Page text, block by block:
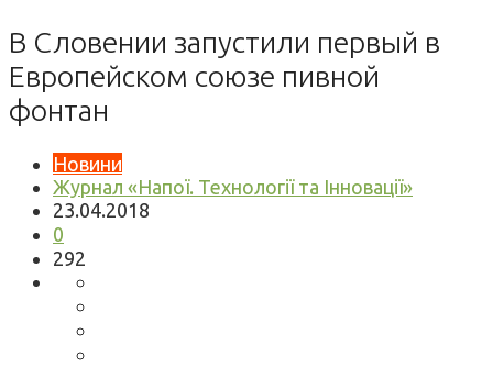
В Словении запустили первый в
Европейском союзе пивной
фонтан
Новини
Журнал «Напої. Технології та Інновації»
23.04.2018
0
292